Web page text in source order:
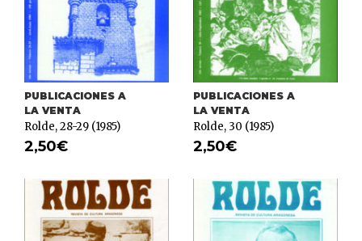
PUBLICACIONES A
LA VENTA
Rolde, 28-29 (1985)
2,50€
PUBLICACIONES A
LA VENTA
Rolde, 30 (1985)
2,50€